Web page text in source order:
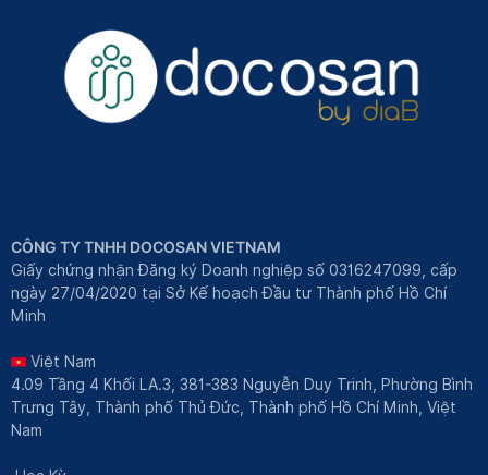
CÔNG TY TNHH DOCOSAN VIETNAM
Giấy chứng nhận Đăng ký Doanh nghiệp số 0316247099, cấp
ngày 27/04/2020 tại Sở Kế hoạch Đầu tư Thành phố Hồ Chí
Minh
Việt Nam
4.09 Tầng 4 Khối LA.3, 381-383 Nguyễn Duy Trinh, Phường Bình
Trưng Tây, Thành phố Thủ Đức, Thành phố Hồ Chí Minh, Việt
Nam